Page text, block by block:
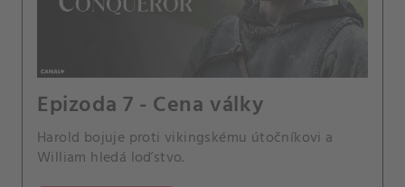
Epizoda 7 - Cena války
Harold bojuje proti vikingskému útočníkovi a
William hledá loďstvo.